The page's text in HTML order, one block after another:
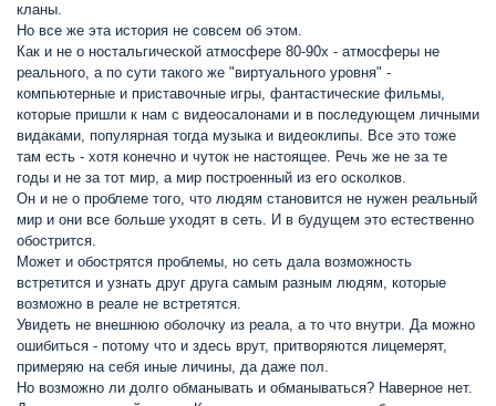
кланы.
Но все же эта история не совсем об этом.
Как и не о ностальгической атмосфере 80-90х - атмосферы не
реального, а по сути такого же "виртуального уровня" -
компьютерные и приставочные игры, фантастические фильмы,
которые пришли к нам с видеосалонами и в последующем личными
видаками, популярная тогда музыка и видеоклипы. Все это тоже
там есть - хотя конечно и чуток не настоящее. Речь же не за те
годы и не за тот мир, а мир построенный из его осколков.
Он и не о проблеме того, что людям становится не нужен реальный
мир и они все больше уходят в сеть. И в будущем это естественно
обострится.
Может и обострятся проблемы, но сеть дала возможность
встретится и узнать друг друга самым разным людям, которые
возможно в реале не встретятся.
Увидеть не внешнюю оболочку из реала, а то что внутри. Да можно
ошибиться - потому что и здесь врут, притворяются лицемерят,
примеряю на себя иные личины, да даже пол.
Но возможно ли долго обманывать и обманываться? Наверное нет.